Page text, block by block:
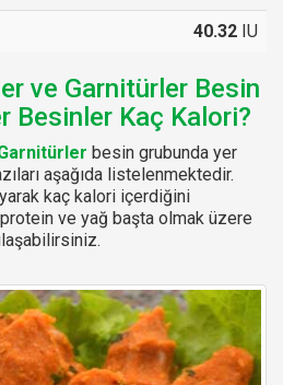
40.32 IU
ve Garnitürler Besin
Besinler Kaç Kalori?
besin grubunda yer
aşağıda listelenmektedir.
kaç kalori içerdiğini
ve yağ başta olmak üzere